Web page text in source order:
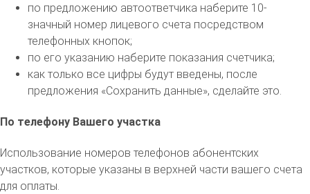
по предложению автоответчика наберите 10-
значный номер лицевого счета посредством
телефонных кнопок;
по его указанию наберите показания счетчика;
как только все цифры будут введены, после
предложения «Сохранить данные», сделайте это.
По телефону Вашего участка
Использование номеров телефонов абонентских
участков, которые указаны в верхней части вашего счета
для оплаты.